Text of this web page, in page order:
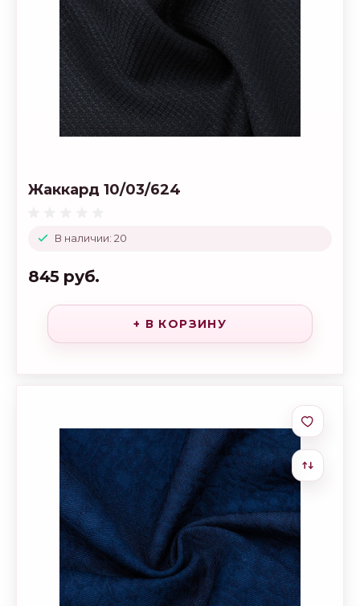
В наличии: 20
Жаккард 10/03/624
845 руб.
+ В КОРЗИНУ